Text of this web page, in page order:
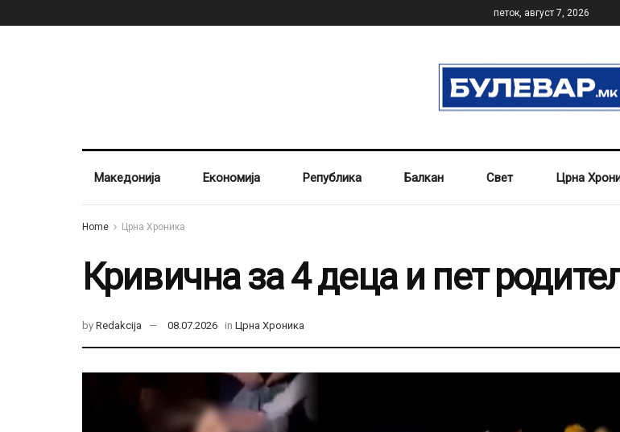
петок, август 7, 2026
Македонија Економија Република Балкан Свет Црна
Home Црна Хроника
Кривична за 4 деца и пет
by Redakcija 08.07.2026 in Црна Хроника